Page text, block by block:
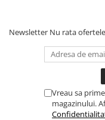
Newsletter Nu rata
Vreau sa
magazinului.